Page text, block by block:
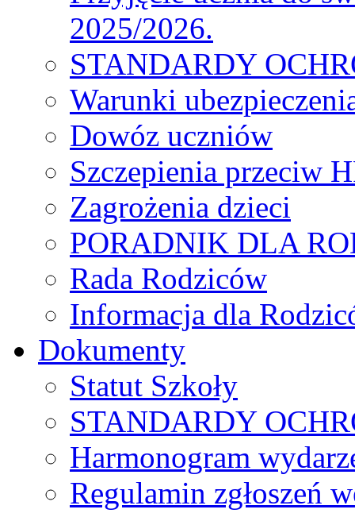
2025/2026.
STANDARDY
Warunki
Dowóz uczniów
Szczepienia przeciw
Zagrożenia dzieci
PORADNIK DLA
Rada Rodziców
Іnformacja dla
Dokumenty
Statut Szkoły
STANDARDY
Harmonogram
Regulamin zgłoszeń